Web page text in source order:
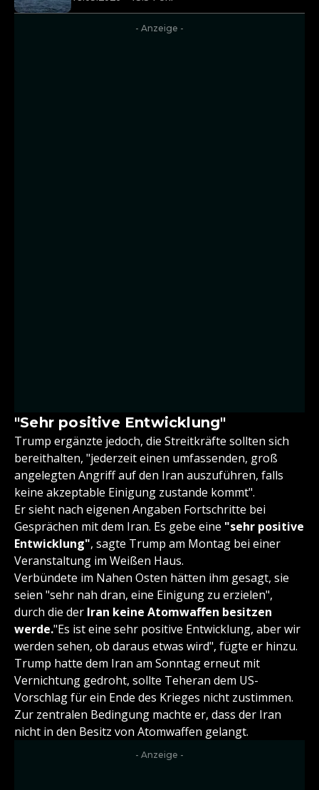
- Anzeige -
"Sehr positive Entwicklung"
Trump ergänzte jedoch, die Streitkräfte sollten sich
bereithalten, "jederzeit einen umfassenden, groß
angelegten Angriff auf den Iran auszuführen, falls
keine akzeptable Einigung zustande kommt".
Er sieht nach eigenen Angaben Fortschritte bei
Gesprächen mit dem Iran. Es gebe eine "sehr positive
Entwicklung", sagte Trump am Montag bei einer
Veranstaltung im Weißen Haus.
Verbündete im Nahen Osten hätten ihm gesagt, sie
seien "sehr nah dran, eine Einigung zu erzielen",
durch die der Iran keine Atomwaffen besitzen
werde."Es ist eine sehr positive Entwicklung, aber wir
werden sehen, ob daraus etwas wird", fügte er hinzu.
Trump hatte dem Iran am Sonntag erneut mit
Vernichtung gedroht, sollte Teheran dem US-
Vorschlag für ein Ende des Krieges nicht zustimmen.
Zur zentralen Bedingung machte er, dass der Iran
nicht in den Besitz von Atomwaffen gelangt.
- Anzeige -